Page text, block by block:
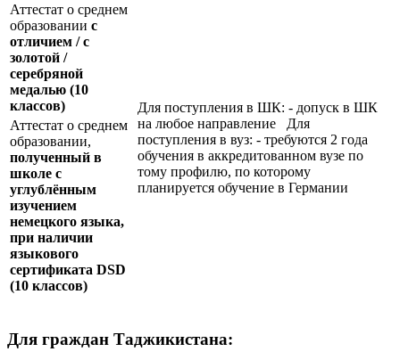
Аттестат о среднем
образовании с
отличием / с
золотой /
серебряной
медалью (10
классов)
Для поступления в ШК: - допуск в ШК
на любое направление Для
поступления в вуз: - требуются 2 года
обучения в аккредитованном вузе по
тому профилю, по которому
планируется обучение в Германии
Аттестат о среднем
образовании,
полученный в
школе с
углублённым
изучением
немецкого языка,
при наличии
языкового
сертификата DSD
(10 классов)
Для граждан Таджикистана: